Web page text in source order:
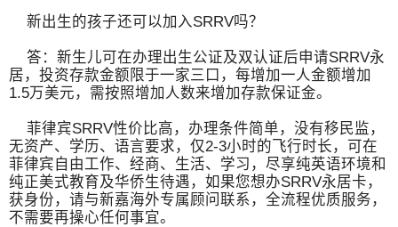
新出生的孩子还可以加入SRRV吗？
答：新生儿可在办理出生公证及双认证后申请SRRV永
居，投资存款金额限于一家三口，每增加一人金额增加
1.5万美元，需按照增加人数来增加存款保证金。
菲律宾SRRV性价比高，办理条件简单，没有移民监，
无资产、学历、语言要求，仅2-3小时的飞行时长，可在
菲律宾自由工作、经商、生活、学习，尽享纯英语环境和
纯正美式教育及华侨生待遇，如果您想办SRRV永居卡，
获身份，请与新嘉海外专属顾问联系，全流程优质服务，
不需要再操心任何事宜。